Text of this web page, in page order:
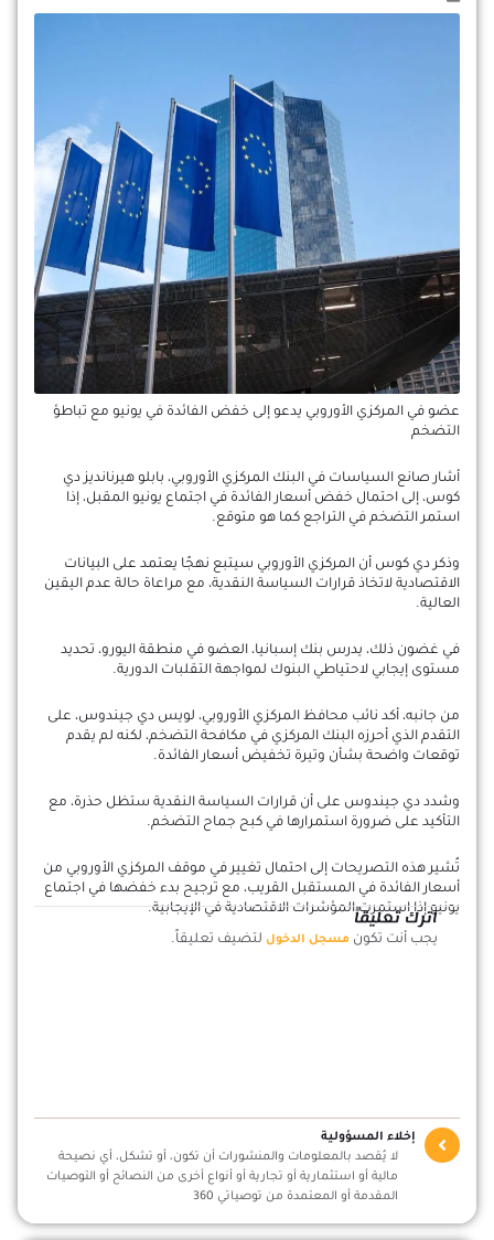
عضو في المركزي الأوروبي يدعو إلى خفض الفائدة في يونيو مع تباطؤ
التضخم
أشار صانع السياسات في البنك المركزي الأوروبي، بابلو هيرنانديز دي
كوس، إلى احتمال خفض أسعار الفائدة في اجتماع يونيو المقبل، إذا
استمر التضخم في التراجع كما هو متوقع.
وذكر دي كوس أن المركزي الأوروبي سيتبع نهجًا يعتمد على البيانات
الاقتصادية لاتخاذ قرارات السياسة النقدية، مع مراعاة حالة عدم اليقين
العالية.
في غضون ذلك، يدرس بنك إسبانيا، العضو في منطقة اليورو، تحديد
مستوى إيجابي لاحتياطي البنوك لمواجهة التقلبات الدورية.
من جانبه، أكد نائب محافظ المركزي الأوروبي، لويس دي جيندوس، على
التقدم الذي أحرزه البنك المركزي في مكافحة التضخم، لكنه لم يقدم
توقعات واضحة بشأن وتيرة تخفيض أسعار الفائدة.
وشدد دي جيندوس على أن قرارات السياسة النقدية ستظل حذرة، مع
التأكيد على ضرورة استمرارها في كبح جماح التضخم.
تُشير هذه التصريحات إلى احتمال تغيير في موقف المركزي الأوروبي من
أسعار الفائدة في المستقبل القريب، مع ترجيح بدء خفضها في اجتماع
يونيو إذا استمرت المؤشرات الاقتصادية في الإيجابية.
اترك تعليقاً
يجب أنت تكون مسجل الدخول لتضيف تعليقاً.
إخلاء المسؤولية
لا يُقصد بالمعلومات والمنشورات أن تكون، أو تشكل، أي نصيحة
مالية أو استثمارية أو تجارية أو أنواع أخرى من النصائح أو التوصيات
المقدمة أو المعتمدة من توصياتي 360